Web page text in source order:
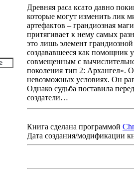
Древняя раса ксато давно
которые могут изменить лик
артефактов – грандиозная
притягивает к нему самых
это лишь элемент
создававшееся как помощник
совмещенным с
поколения тип 2: Архангел».
невозможных условиях. Он
Однако судьба поставила
создатели…
Книга сделана программой
Дата создания/модификации